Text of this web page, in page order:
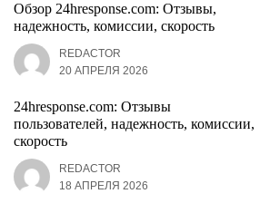
Обзор 24hresponse.com: Отзывы,
надежность, комиссии, скорость
REDACTOR
20 АПРЕЛЯ 2026
24hresponse.com: Отзывы
пользователей, надежность, комиссии,
скорость
REDACTOR
18 АПРЕЛЯ 2026